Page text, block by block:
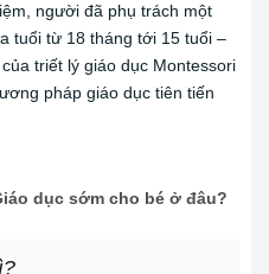
người đã phụ trách một
tuổi từ 18 tháng tới 15 tuổi –
triết lý giáo dục Montessori
pháp giáo dục tiên tiến
dục sớm cho bé ở đâu?